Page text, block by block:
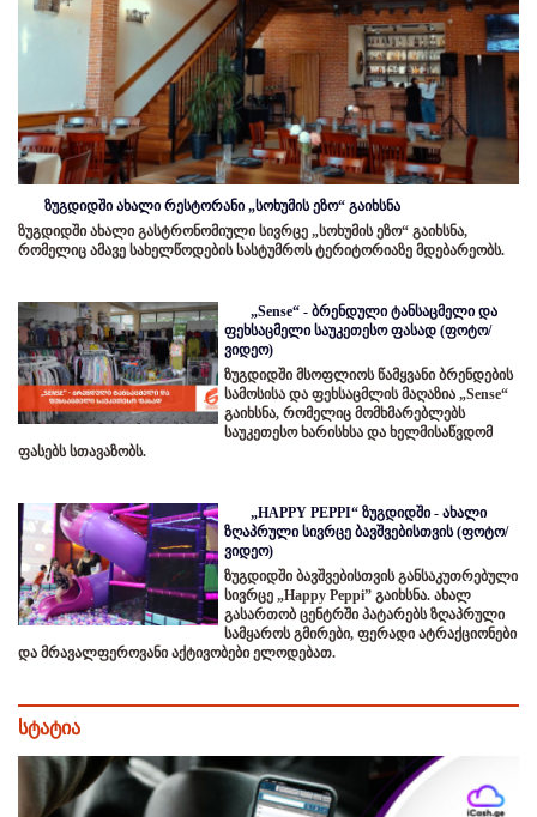
ზუგდიდში ახალი რესტორანი „სოხუმის ეზო“ გაიხსნა
ზუგდიდში ახალი გასტრონომიული სივრცე „სოხუმის ეზო“ გაიხსნა,
რომელიც ამავე სახელწოდების სასტუმროს ტერიტორიაზე მდებარეობს.
„Sense“ - ბრენდული ტანსაცმელი და
ფეხსაცმელი საუკეთესო ფასად (ფოტო/
ვიდეო)
ზუგდიდში მსოფლიოს წამყვანი ბრენდების
სამოსისა და ფეხსაცმლის მაღაზია „Sense“
გაიხსნა, რომელიც მომხმარებლებს
საუკეთესო ხარისხსა და ხელმისაწვდომ
ფასებს სთავაზობს.
„HAPPY PEPPI“ ზუგდიდში - ახალი
ზღაპრული სივრცე ბავშვებისთვის (ფოტო/
ვიდეო)
ზუგდიდში ბავშვებისთვის განსაკუთრებული
სივრცე „Happy Peppi” გაიხსნა. ახალ
გასართობ ცენტრში პატარებს ზღაპრული
სამყაროს გმირები, ფერადი ატრაქციონები
და მრავალფეროვანი აქტივობები ელოდებათ.
სტატია